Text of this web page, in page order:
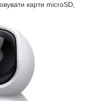
карти microSD,